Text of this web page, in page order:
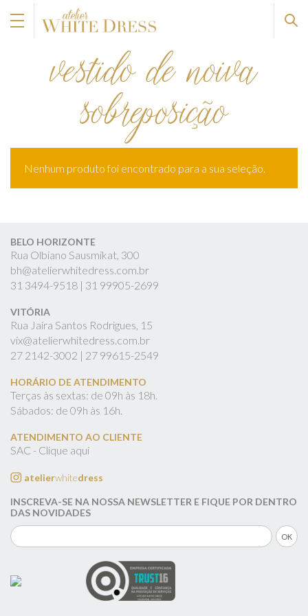
vestido de noiva
sobreposição
Nenhum produto foi encontrado para a sua seleção.
BELO HORIZONTE
Rua Olbiano Sausmikat, 300
bh@atelierwhitedress.com.br
31 3494-9518 | 31 99905-2699
VITÓRIA
Rua Jaíra Santos Rodrigues, 15
vix@atelierwhitedress.com.br
27 2142-3002 | 27 99615-2549
HORÁRIO DE ATENDIMENTO
Terças às sextas: de 09h às 18h.
Sábados: de 09h às 16h.
ATENDIMENTO AO CLIENTE
SAC - Clique aqui
atelierwhitedress
INSCREVA-SE NA NOSSA NEWSLETTER E FIQUE POR DENTRO
DAS NOVIDADES